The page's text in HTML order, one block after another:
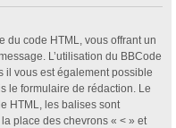
du code HTML, vous offrant un
L’utilisation du BBCode
il vous est également possible
le formulaire de rédaction. Le
HTML, les balises sont
place des chevrons « < » et